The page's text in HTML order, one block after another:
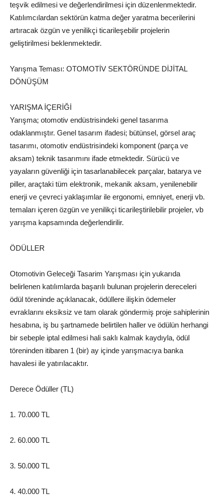
teşvik edilmesi ve değerlendirilmesi için düzenlenmektedir.
Katılımcılardan sektörün katma değer yaratma becerilerini
artıracak özgün ve yenilikçi ticarileşebilir projelerin
geliştirilmesi beklenmektedir.
Yarışma Teması: OTOMOTİV SEKTÖRÜNDE DİJİTAL
DÖNÜŞÜM
YARIŞMA İÇERİĞİ
Yarışma; otomotiv endüstrisindeki genel tasarıma
odaklanmıştır. Genel tasarım ifadesi; bütünsel, görsel araç
tasarımı, otomotiv endüstrisindeki komponent (parça ve
aksam) teknik tasarımını ifade etmektedir. Sürücü ve
yayaların güvenliği için tasarlanabilecek parçalar, batarya ve
piller, araçtaki tüm elektronik, mekanik aksam, yenilenebilir
enerji ve çevreci yaklaşımlar ile ergonomi, emniyet, enerji vb.
temaları içeren özgün ve yenilikçi ticarileştirilebilir projeler, vb
yarışma kapsamında değerlendirilir.
ÖDÜLLER
Otomotivin Geleceği Tasarim Yarışması için yukarıda
belirlenen katılımlarda başarılı bulunan projelerin dereceleri
ödül töreninde açıklanacak, ödüllere ilişkin ödemeler
evraklarını eksiksiz ve tam olarak göndermiş proje sahiplerinin
hesabına, iş bu şartnamede belirtilen haller ve ödülün herhangi
bir sebeple iptal edilmesi hali saklı kalmak kaydıyla, ödül
töreninden itibaren 1 (bir) ay içinde yarışmacıya banka
havalesi ile yatırılacaktır.
Derece Ödüller (TL)
1. 70.000 TL
2. 60.000 TL
3. 50.000 TL
4. 40.000 TL